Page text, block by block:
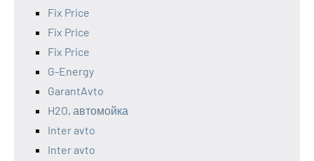
Fix Price
Fix Price
Fix Price
G-Energy
GarantAvto
H2O, автомойка
Inter avto
Inter avto